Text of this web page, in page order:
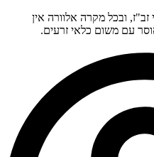
ובכל מקרה אלוורה אין
עם משום כלאי זרעים.